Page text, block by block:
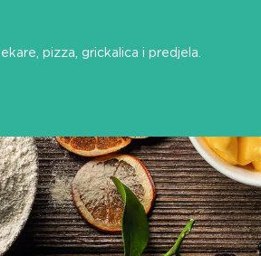
pizza, grickalica i predjela.